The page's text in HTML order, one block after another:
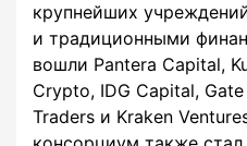
крупнейших
и традиционными
вошли Pantera Capital,
Crypto, IDG Capital,
Traders и Kraken